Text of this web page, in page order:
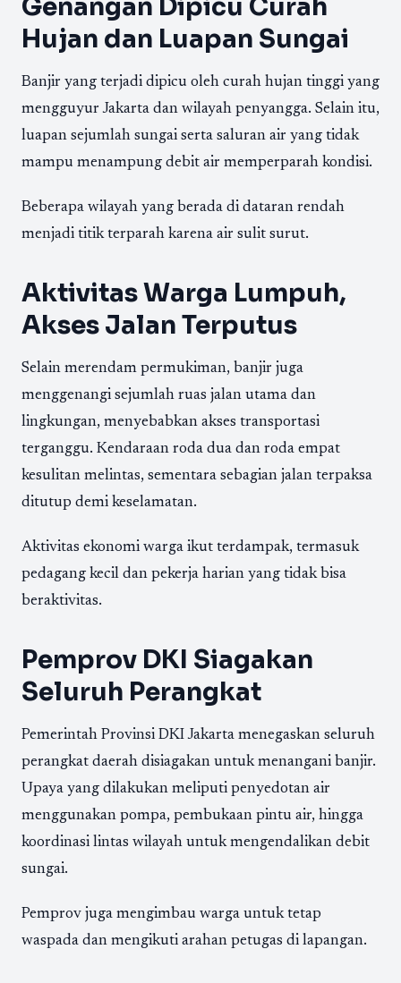
Genangan Dipicu Curah
Hujan dan Luapan Sungai
Banjir yang terjadi dipicu oleh curah hujan tinggi yang
mengguyur Jakarta dan wilayah penyangga. Selain itu,
luapan sejumlah sungai serta saluran air yang tidak
mampu menampung debit air memperparah kondisi.
Beberapa wilayah yang berada di dataran rendah
menjadi titik terparah karena air sulit surut.
Aktivitas Warga Lumpuh,
Akses Jalan Terputus
Selain merendam permukiman, banjir juga
menggenangi sejumlah ruas jalan utama dan
lingkungan, menyebabkan akses transportasi
terganggu. Kendaraan roda dua dan roda empat
kesulitan melintas, sementara sebagian jalan terpaksa
ditutup demi keselamatan.
Aktivitas ekonomi warga ikut terdampak, termasuk
pedagang kecil dan pekerja harian yang tidak bisa
beraktivitas.
Pemprov DKI Siagakan
Seluruh Perangkat
Pemerintah Provinsi DKI Jakarta menegaskan seluruh
perangkat daerah disiagakan untuk menangani banjir.
Upaya yang dilakukan meliputi penyedotan air
menggunakan pompa, pembukaan pintu air, hingga
koordinasi lintas wilayah untuk mengendalikan debit
sungai.
Pemprov juga mengimbau warga untuk tetap
waspada dan mengikuti arahan petugas di lapangan.